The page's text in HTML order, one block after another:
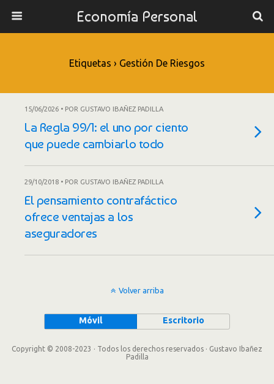
Economía Personal
Etiquetas › Gestión De Riesgos
15/06/2026 • POR GUSTAVO IBAÑEZ PADILLA
La Regla 99/1: el uno por ciento
que puede cambiarlo todo
29/10/2018 • POR GUSTAVO IBAÑEZ PADILLA
El pensamiento contrafáctico
ofrece ventajas a los
aseguradores
Volver arriba
Móvil Escritorio
Copyright © 2008-2023 · Todos los derechos reservados · Gustavo Ibañez
Padilla